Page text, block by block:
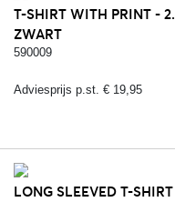
T-SHIRT WITH PRINT - 2.
ZWART
590009
Adviesprijs p.st. € 19,95
LONG SLEEVED T-SHIRT